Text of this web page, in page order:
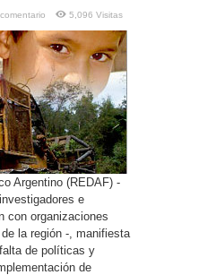
5,096 Visitas
Argentino (REDAF) -
e
con organizaciones
la región -, manifiesta
de políticas y
de